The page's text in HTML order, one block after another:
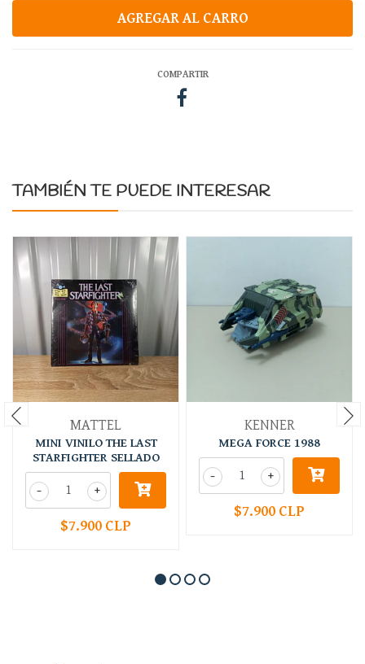
COMPARTIR
TAMBIÉN TE PUEDE INTERESAR
MATTEL
MINI VINILO THE LAST
STARFIGHTER SELLADO
+
-
$7.900 CLP
KENNER
MEGA FORCE 1988
+
-
$7.900 CLP